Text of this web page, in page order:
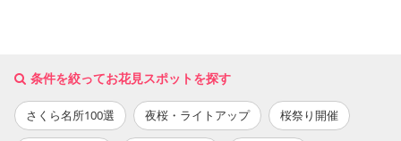
条件を絞ってお花見スポットを探す
さくら名所100選 夜桜・ライトアップ 桜祭り開催